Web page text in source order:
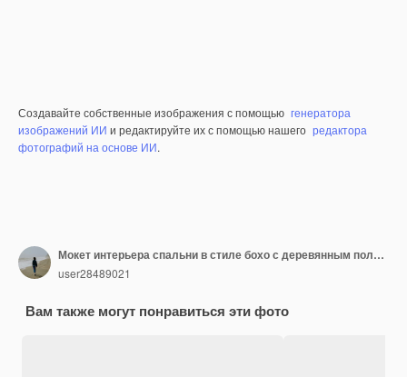
Создавайте собственные изображения с помощью генератора
изображений ИИ и редактируйте их с помощью нашего редактора
фотографий на основе ИИ.
Мокет интерьера спальни в стиле бохо с деревянным полом и столом, кровать с белым одеялом, розовые подушки и подушка на пустой стене, макет фона, 3D-рендеринг, высококачественная 3D-иллюстрация.
user28489021
Вам также могут понравиться эти фото